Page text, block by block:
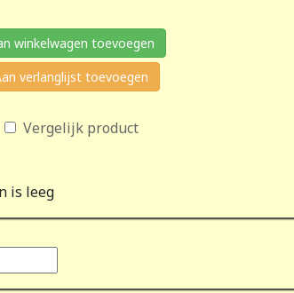
winkelwagen toevoegen
verlanglijst toevoegen
Vergelijk product
is leeg